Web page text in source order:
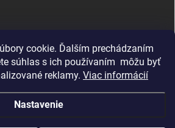
cookie. Ďalším prechádzaním
súhlas s ich používaním môžu byť
reklamy. Viac informácií
Nastavenie
Lux Parfém Skupina na FB
Republika
Lux Parfumok - Hungary